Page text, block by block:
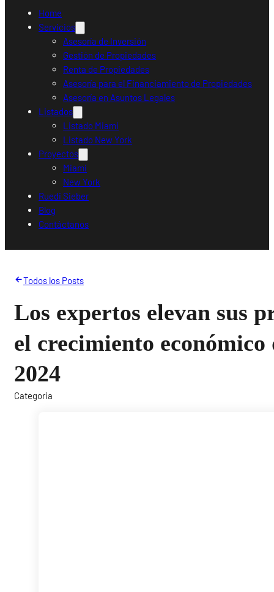
Home
Servicios
Asesoría de Inversión
Gestión de Propiedades
Renta de Propiedades
Asesoría para el Financiamiento de Propiedades
Asesoría en Asuntos Legales
Listados
Listado Miami
Listado New York
Proyectos
Miami
New York
Ruedi Sieber
Blog
Contáctanos
Todos los Posts
Los expertos elevan sus
el crecimiento económico
2024
Categoria